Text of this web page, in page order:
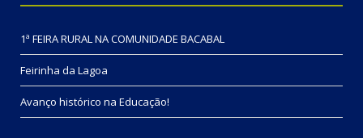
1ª FEIRA RURAL NA COMUNIDADE BACABAL
Feirinha da Lagoa
Avanço histórico na Educação!